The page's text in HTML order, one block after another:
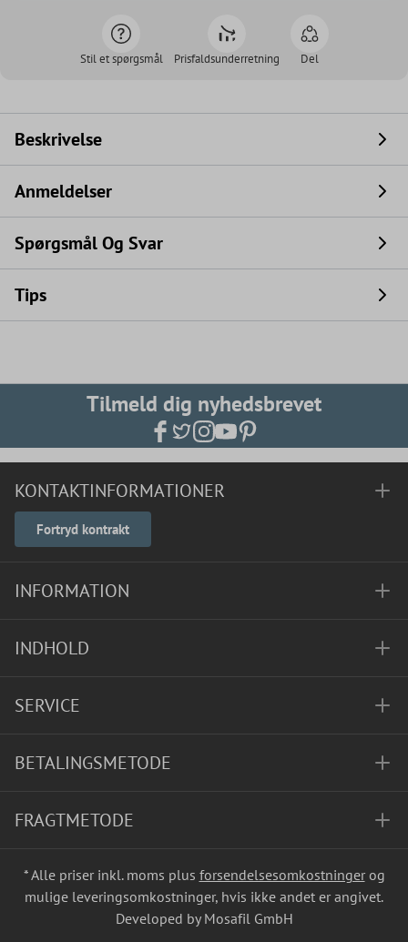
Stil et spørgsmål Prisfaldsunderretning Del
Beskrivelse
Anmeldelser
Spørgsmål Og Svar
Tips
Tilmeld dig nyhedsbrevet
KONTAKTINFORMATIONER
Fortryd kontrakt
INFORMATION
INDHOLD
SERVICE
BETALINGSMETODE
FRAGTMETODE
* Alle priser inkl. moms plus forsendelsesomkostningerog
mulige leveringsomkostninger, hvis ikke andet er angivet.
Developed by Mosafil GmbH